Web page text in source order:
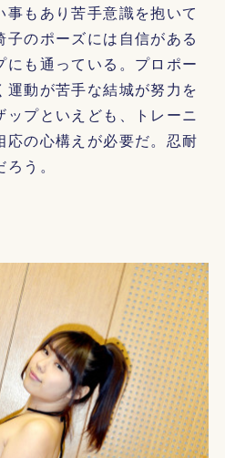
もあり苦手意識を抱いて
子のポーズには自信がある
も通っている。プロポー
運動が苦手な結城が努力を
プといえども、トレーニ
応の心構えが必要だ。忍耐
う。